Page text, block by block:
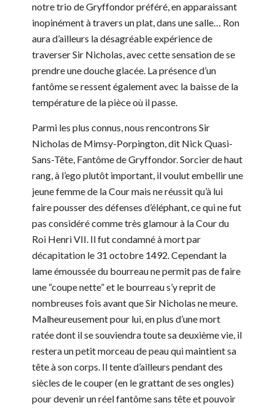
notre trio de Gryffondor préféré, en apparaissant
inopinément à travers un plat, dans une salle… Ron
aura d’ailleurs la désagréable expérience de
traverser Sir Nicholas, avec cette sensation de se
prendre une douche glacée. La présence d’un
fantôme se ressent également avec la baisse de la
température de la pièce où il passe.
Parmi les plus connus, nous rencontrons Sir
Nicholas de Mimsy-Porpington, dit Nick Quasi-
Sans-Tête, Fantôme de Gryffondor. Sorcier de haut
rang, à l’ego plutôt important, il voulut embellir une
jeune femme de la Cour mais ne réussit qu’à lui
faire pousser des défenses d’éléphant, ce qui ne fut
pas considéré comme très glamour à la Cour du
Roi Henri VII. Il fut condamné à mort par
décapitation le 31 octobre 1492. Cependant la
lame émoussée du bourreau ne permit pas de faire
une “coupe nette” et le bourreau s’y reprit de
nombreuses fois avant que Sir Nicholas ne meure.
Malheureusement pour lui, en plus d’une mort
ratée dont il se souviendra toute sa deuxième vie, il
restera un petit morceau de peau qui maintient sa
tête à son corps. Il tente d’ailleurs pendant des
siècles de le couper (en le grattant de ses ongles)
pour devenir un réel fantôme sans tête et pouvoir